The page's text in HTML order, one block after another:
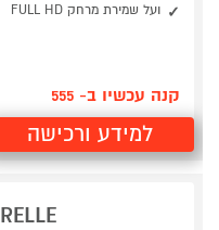
ועל שמירת מרחק FULL HD
קנה עכשיו ב- 555
למידע ורכישה
RELLE